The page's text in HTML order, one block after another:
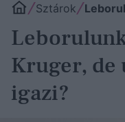
Sztárok
Kruger, de
igazi?